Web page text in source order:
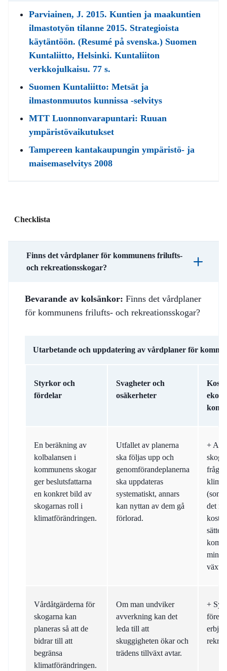
Parviainen, J. 2015. Kuntien ja maakuntien
ilmastotyön tilanne 2015. Strategioista
käytäntöön. (Resumé på svenska.) Suomen
Kuntaliitto, Helsinki. Kuntaliiton
verkkojulkaisu. 77 s.
Suomen Kuntaliitto: Metsät ja
ilmastonmuutos kunnissa -selvitys
MTT Luonnonvarapuntari: Ruuan
ympäristövaikutukset
Tampereen kantakaupungin ympäristö- ja
maisemaselvitys 2008
Checklista
Finns det vårdplaner för kommunens frilufts-
och rekreationsskogar?
Bevarande av kolsänkor: Finns det vårdplaner
för kommunens frilufts- och rekreationsskogar?
Utarbetande och uppdatering av vårdplaner för
Styrkor och
fördelar
Svagheter och
osäkerheter
En beräkning av
kolbalansen i
kommunens skogar
ger beslutsfattarna
en konkret bild av
skogarnas roll i
klimatförändringen.
Utfallet av planerna
ska följas upp och
genomförandeplanerna
ska uppdateras
systematiskt, annars
kan nyttan av dem gå
förlorad.
+ Att
fråga
(som
det
sättet
Vårdåtgärderna för
skogarna kan
planeras så att de
bidrar till att
begränsa
klimatförändringen.
Om man undviker
avverkning kan det
leda till att
skuggigheten ökar och
trädens tillväxt avtar.
+